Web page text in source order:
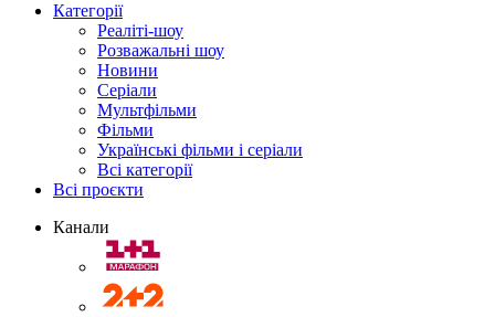
Категорії
Реаліті-шоу
Розважальні шоу
Новини
Серіали
Мультфільми
Фільми
Українські фільми і серіали
Всі категорії
Всі проєкти
Канали